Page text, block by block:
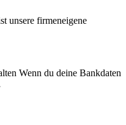
unsere firmeneigene
Wenn du deine Bankdaten